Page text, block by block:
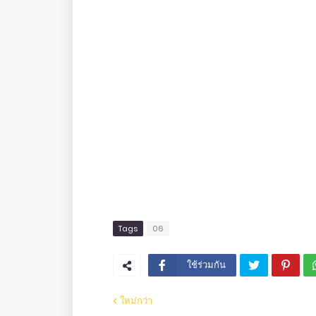
Tags 06
ใช้ร่วมกัน
ใหม่กว่า